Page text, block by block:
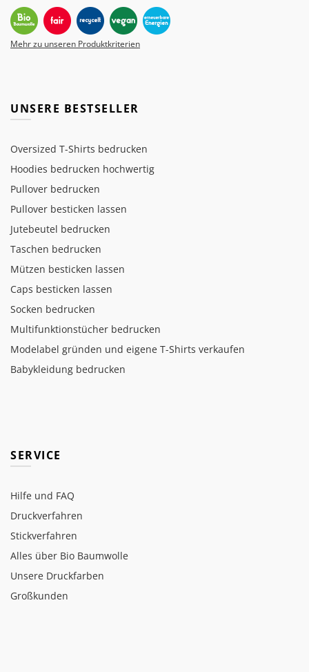
Mehr zu unseren Produktkriterien
UNSERE BESTSELLER
Oversized T-Shirts bedrucken
Hoodies bedrucken hochwertig
Pullover bedrucken
Pullover besticken lassen
Jutebeutel bedrucken
Taschen bedrucken
Mützen besticken lassen
Caps besticken lassen
Socken bedrucken
Multifunktionstücher bedrucken
Modelabel gründen und eigene T-Shirts verkaufen
Babykleidung bedrucken
SERVICE
Hilfe und FAQ
Druckverfahren
Stickverfahren
Alles über Bio Baumwolle
Unsere Druckfarben
Großkunden